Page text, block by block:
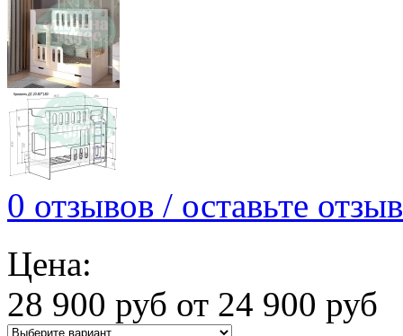
0 отзывов / оставьте отзыв
Цена:
28 900 руб от 24 900 руб